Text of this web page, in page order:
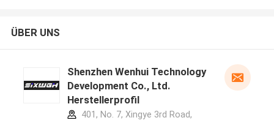
ÜBER UNS
Shenzhen Wenhui Technology
Development Co., Ltd.
Herstellerprofil
401, No. 7, Xingye 3rd Road,